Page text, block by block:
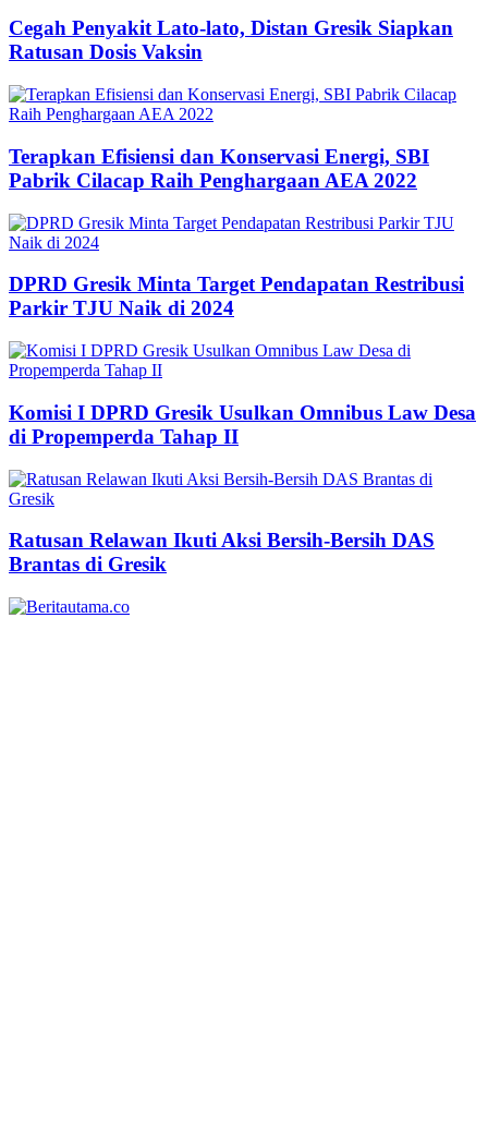
Cegah Penyakit Lato-lato, Distan Gresik Siapkan
Ratusan Dosis Vaksin
Terapkan Efisiensi dan Konservasi Energi, SBI
Pabrik Cilacap Raih Penghargaan AEA 2022
DPRD Gresik Minta Target Pendapatan Restribusi
Parkir TJU Naik di 2024
Komisi I DPRD Gresik Usulkan Omnibus Law Desa
di Propemperda Tahap II
Ratusan Relawan Ikuti Aksi Bersih-Bersih DAS
Brantas di Gresik